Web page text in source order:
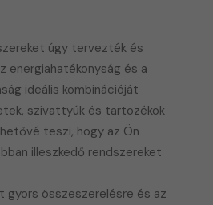
úgy tervezték és
energiahatékonyság és a
ideális kombinációját
szivattyúk és tartozékok
teszi, hogy az Ön
illeszkedő rendszereket
gyors összeszerelésre és az